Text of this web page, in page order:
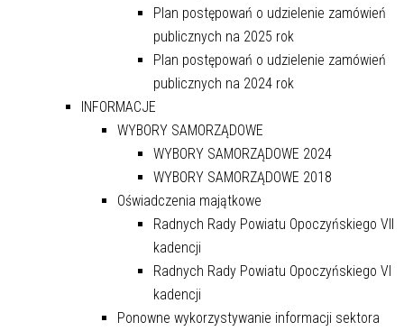
Plan postępowań o udzielenie zamówień
publicznych na 2025 rok
Plan postępowań o udzielenie zamówień
publicznych na 2024 rok
INFORMACJE
WYBORY SAMORZĄDOWE
WYBORY SAMORZĄDOWE 2024
WYBORY SAMORZĄDOWE 2018
Oświadczenia majątkowe
Radnych Rady Powiatu Opoczyńskiego VII
kadencji
Radnych Rady Powiatu Opoczyńskiego VI
kadencji
Ponowne wykorzystywanie informacji sektora